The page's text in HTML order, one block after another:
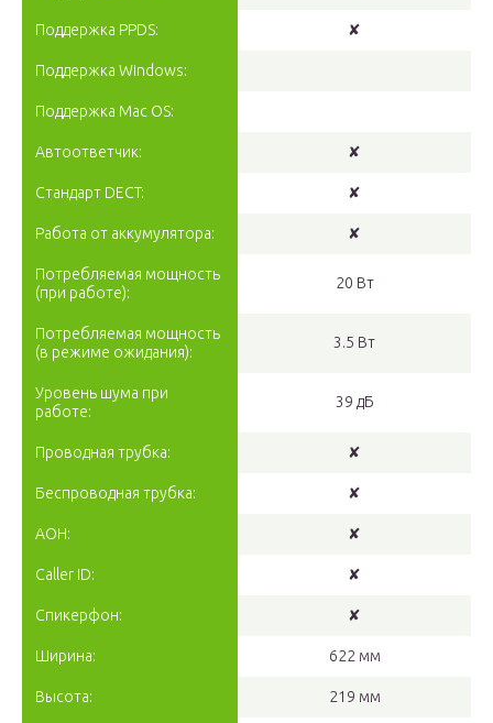
Поддержка PPDS: ✘
Поддержка Windows:
Поддержка Mac OS:
Автоответчик: ✘
Стандарт DECT: ✘
Работа от аккумулятора: ✘
Потребляемая мощность
(при работе):
20 Вт
Потребляемая мощность
(в режиме ожидания):
3.5 Вт
Уровень шума при
работе:
39 дБ
Проводная трубка: ✘
Беспроводная трубка: ✘
АОН: ✘
Caller ID: ✘
Спикерфон: ✘
Ширина: 622 мм
Высота: 219 мм